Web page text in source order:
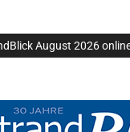
August 2026